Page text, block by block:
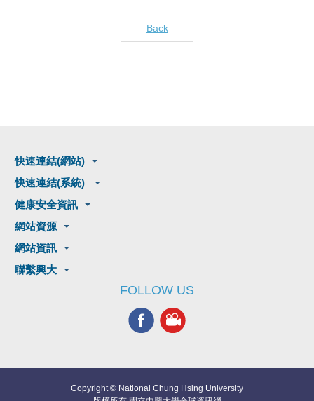
Back
快速連結(網站)
快速連結(系統)
健康安全資訊
網站資源
網站資訊
聯繫興大
FOLLOW US
Copyright © National Chung Hsing University